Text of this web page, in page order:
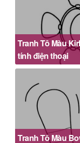
Tranh Tô Màu
tính điện thoại
Tranh Tô Màu